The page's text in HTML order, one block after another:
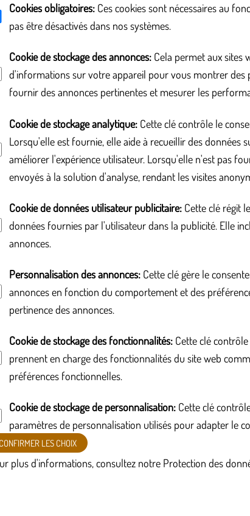
Cookies obligatoires: Ces cookies sont nécessaires au
pas être désactivés dans nos systèmes.
Cookie de stockage des annonces: Cela permet aux sites
d'informations sur votre appareil pour vous montrer des
fournir des annonces pertinentes et mesurer les
Cookie de stockage analytique: Cette clé contrôle le
Lorsqu'elle est fournie, elle aide à recueillir des données
améliorer l'expérience utilisateur. Lorsqu'elle n'est pas
envoyés à la solution d'analyse, rendant les visites
Cookie de données utilisateur publicitaire: Cette clé régit
données fournies par l'utilisateur dans la publicité. Elle
annonces.
Personnalisation des annonces: Cette clé gère le
annonces en fonction du comportement et des
pertinence des annonces.
Cookie de stockage des fonctionnalités: Cette clé
prennent en charge des fonctionnalités du site web
préférences fonctionnelles.
Cookie de stockage de personnalisation: Cette clé
paramètres de personnalisation utilisés pour adapter le
CONFIRMER LES CHOIX
plus d'informations, consultez notre Protection des